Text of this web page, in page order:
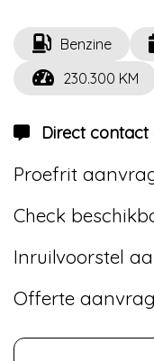
Benzine
230.300 KM
Direct contact
Proefrit
Check
Inruilvoorstel
Offerte